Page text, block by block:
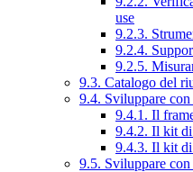
use
9.2.3.
9.2.4.
9.2.5.
9.3. Catalogo del
9.4. Sviluppare
9.4.1. Il
9.4.2. Il kit
9.4.3. Il kit
9.5. Sviluppare